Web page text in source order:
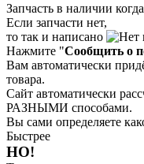
Запчасть в наличии
Если запчасти нет,
то так и написано
Нажмите "Сообщить о
Вам автоматически
товара.
Сайт автоматически
РАЗНЫМИ способами.
Вы сами определяете
Быстрее
НО!